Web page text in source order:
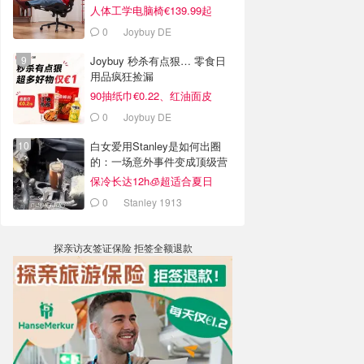
人体工学电脑椅€139.99起
0 Joybuy DE
Joybuy 秒杀有点狠… 零食日
用品疯狂捡漏
90抽纸巾€0.22、红油面皮
€0.99
0 Joybuy DE
白女爱用Stanley是如何出圈
的：一场意外事件变成顶级营
销案例
保冷长达12h🧊超适合夏日
0 Stanley 1913
探亲访友签证保险 拒签全额退款